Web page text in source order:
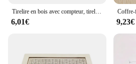
Tirelire en bois avec compteur, tirelire avec short d'épargne, 1000 euros, 3000 euros, 5000/10000 euros
6,01€ 9,23€